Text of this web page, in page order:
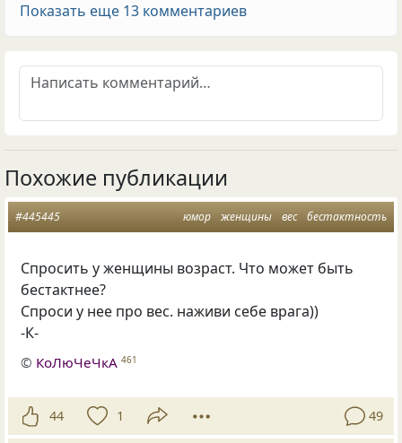
Показать еще 13 комментариев
Похожие публикации
юмор женщины вес бестактность
#445445
Спросить у женщины возраст. Что может быть
бестактнее?
Спроси у нее про вес. наживи себе врага))
-К-
© КоЛюЧеЧкА 461
44 1 49